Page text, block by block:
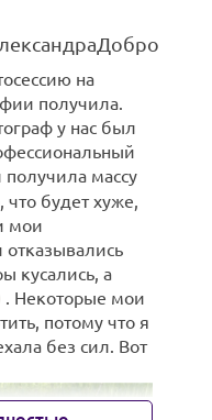
на
получила.
у нас был
массу
будет хуже,
мои
кусались, а
. Некоторые мои
потому что я
без сил. Вот